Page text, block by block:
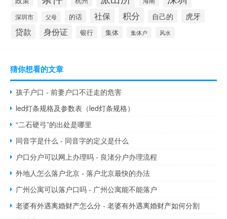
深圳市 父母 的话 社保 积分 自己的 虎牙
贷款 身份证 银行 集体 集体户 风水
猜你想看的文章
孩子户口 - 前妻户口不迁走的危害
led灯条规格及参数表（led灯条规格）
“二石硬弓”的出处是哪里
同音字是什么 - 同音字的定义是什么
户口分户可以网上办理吗 - 良渚分户办理流程
外地人怎么落户北京 - 落户北京最快的办法
广州公寓可以落户口吗 - 广州公寓能不能落户
老婆有外遇离婚财产怎么分 - 老婆有外遇离婚财产如何分割